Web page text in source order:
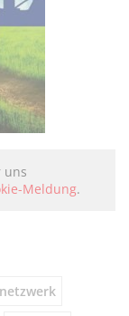
uns
Meldung.